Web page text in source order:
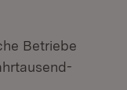
Betriebe